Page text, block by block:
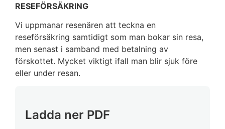
RESEFÖRSÄKRING
Vi uppmanar resenären att teckna en
reseförsäkring samtidigt som man bokar sin resa,
men senast i samband med betalning av
förskottet. Mycket viktigt ifall man blir sjuk före
eller under resan.
Ladda ner PDF